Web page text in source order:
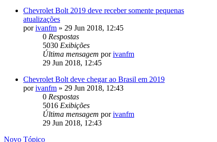
Chevrolet Bolt 2019 deve receber somente pequenas
atualizações
porivanfm » 29 Jun 2018, 12:45
0 Respostas
5030 Exibições
Última mensagem porivanfm
29 Jun 2018, 12:45
Chevrolet Bolt deve chegar ao Brasil em 2019
porivanfm » 29 Jun 2018, 12:43
0 Respostas
5016 Exibições
Última mensagem porivanfm
29 Jun 2018, 12:43
Novo Tópico